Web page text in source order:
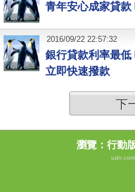
青年安心成家貸
銀行貸款利率最
立即快速撥款
2016/09/22 22:57:32
下
瀏覽： 行動